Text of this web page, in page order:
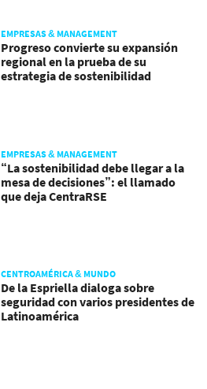
EMPRESAS & MANAGEMENT
Progreso convierte su expansión
regional en la prueba de su
estrategia de sostenibilidad
EMPRESAS & MANAGEMENT
“La sostenibilidad debe llegar a la
mesa de decisiones”: el llamado
que deja CentraRSE
CENTROAMÉRICA & MUNDO
De la Espriella dialoga sobre
seguridad con varios presidentes de
Latinoamérica